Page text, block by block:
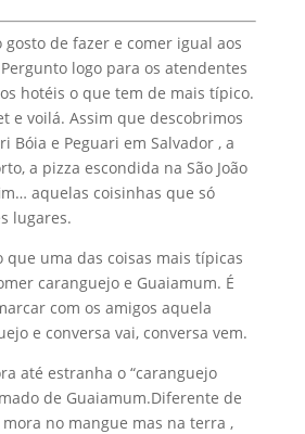
gosto de fazer e comer igual aos
logo para os atendentes
hotéis o que tem de mais típico.
e voilá. Assim que descobrimos
Bóia e Peguari em Salvador , a
a pizza escondida na São João
aquelas coisinhas que só
lugares.
que uma das coisas mais típicas
caranguejo e Guaiamum. É
com os amigos aquela
e conversa vai, conversa vem.
até estranha o “caranguejo
de Guaiamum.Diferente de
no mangue mas na terra ,